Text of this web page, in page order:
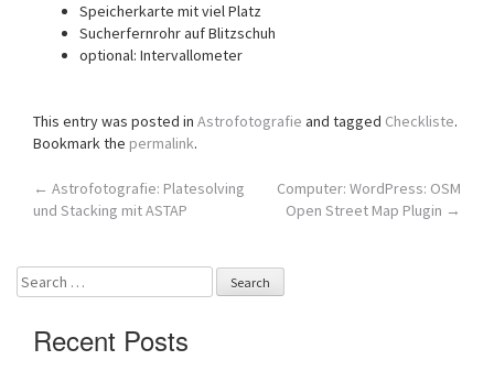
Speicherkarte mit viel Platz
Sucherfernrohr auf Blitzschuh
optional: Intervallometer
This entry was posted in Astrofotografie and tagged Checkliste.
Bookmark the permalink.
Post
← Astrofotografie: Platesolving
und Stacking mit ASTAP
Computer: WordPress: OSM
Open Street Map Plugin →
Search
for:
Recent Posts